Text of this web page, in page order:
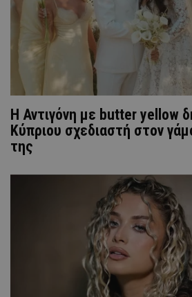
Η Αντιγόνη με butter yellow
Κύπριου σχεδιαστή στον
της